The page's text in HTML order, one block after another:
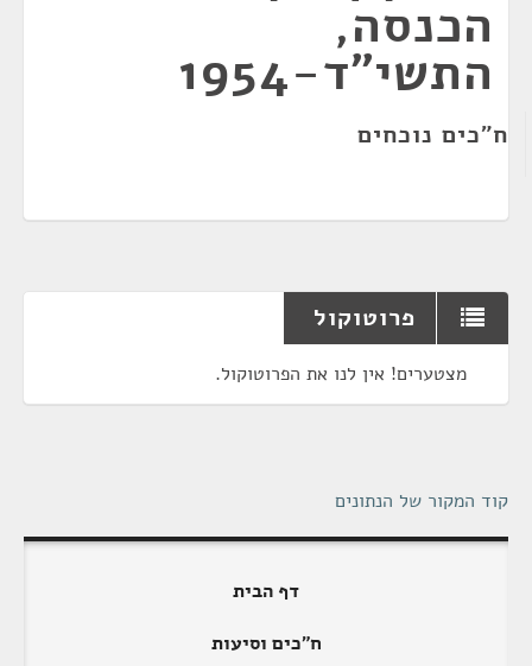
הכנסה,
התשי"ד-1954
ח"כים נוכחים
פרוטוקול
מצטערים! אין לנו את הפרוטוקול.
קוד המקור של הנתונים
דף הבית
ח"כים וסיעות